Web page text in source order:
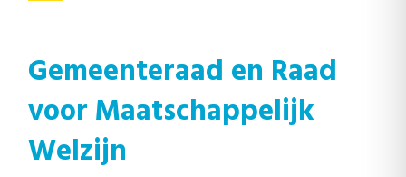
Gemeenteraad en Raad
voor Maatschappelijk
Welzijn